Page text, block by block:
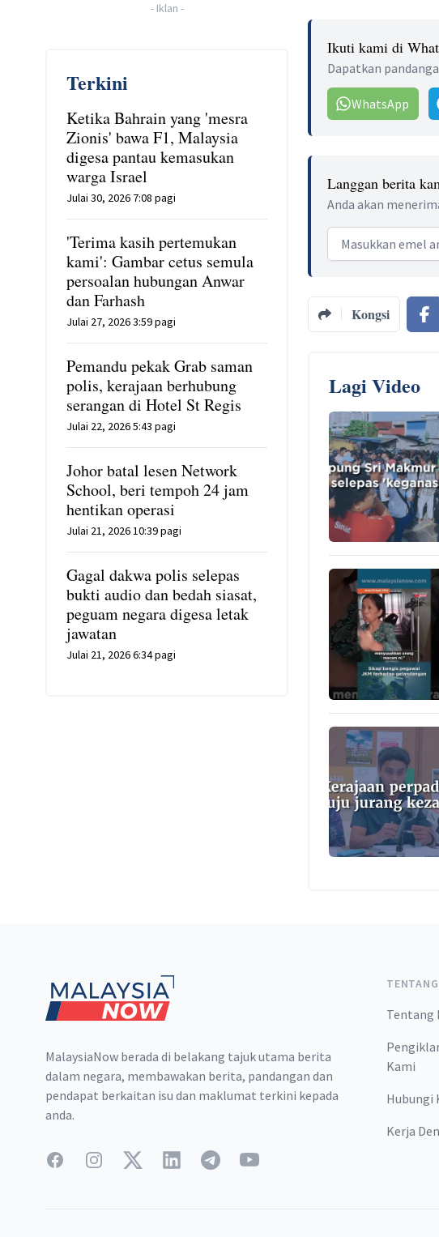
- Iklan -
Terkini
Ketika Bahrain yang 'mesra
Zionis' bawa F1, Malaysia
digesa pantau kemasukan
warga Israel
Julai 30, 2026 7:08 pagi
'Terima kasih pertemukan
kami': Gambar cetus semula
persoalan hubungan Anwar
dan Farhash
Julai 27, 2026 3:59 pagi
Pemandu pekak Grab saman
polis, kerajaan berhubung
serangan di Hotel St Regis
Julai 22, 2026 5:43 pagi
Johor batal lesen Network
School, beri tempoh 24 jam
hentikan operasi
Julai 21, 2026 10:39 pagi
Gagal dakwa polis selepas
bukti audio dan bedah siasat,
peguam negara digesa letak
jawatan
Julai 21, 2026 6:34 pagi
Ikuti kami di
Dapatkan
WhatsApp
Langgan berita
Anda akan
Email address
Kongsi
Lagi Video
MalaysiaNow berada di belakang tajuk utama berita
dalam negara, membawakan berita, pandangan dan
pendapat berkaitan isu dan maklumat terkini kepada
anda.
FacebookInstagramTwitterLinkedInTelegramYouTube
TENTANG
Tentang
Kami
Hubungi
Kerja